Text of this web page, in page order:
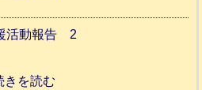
支
一
和
活動報告 2
きを読む